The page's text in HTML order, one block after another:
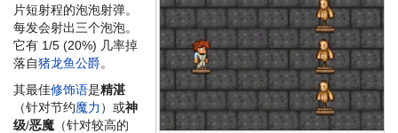
片短射程的泡泡射弹。
每发会射出三个泡泡。
它有 1/5 (20%) 几率掉
落自猪龙鱼公爵。
其最佳修饰语是精湛
（针对节约魔力 ）或神
级/恶魔 （针对较高的